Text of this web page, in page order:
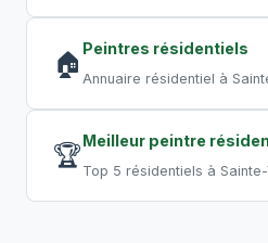
🏠 Peintres résidentiels
Annuaire résidentiel à
🏆Meilleur peintre
Top 5 résidentiels à